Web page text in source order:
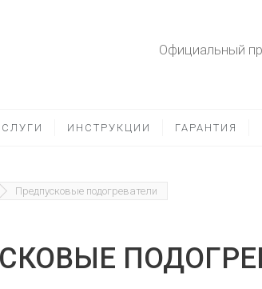
Официальный
ИНСТРУКЦИИ ГАРАНТИЯ
Предпусковые подогреватели